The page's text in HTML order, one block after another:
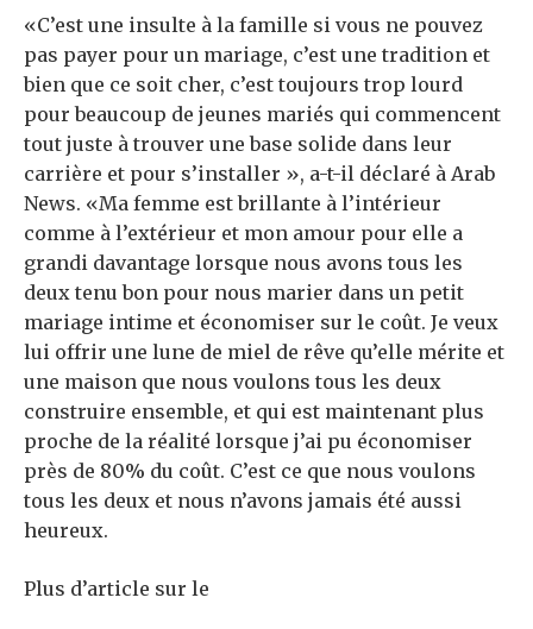
«C’est une insulte à la famille si vous ne pouvez
pas payer pour un mariage, c’est une tradition et
bien que ce soit cher, c’est toujours trop lourd
pour beaucoup de jeunes mariés qui commencent
tout juste à trouver une base solide dans leur
carrière et pour s’installer », a-t-il déclaré à Arab
News. «Ma femme est brillante à l’intérieur
comme à l’extérieur et mon amour pour elle a
grandi davantage lorsque nous avons tous les
deux tenu bon pour nous marier dans un petit
mariage intime et économiser sur le coût. Je veux
lui offrir une lune de miel de rêve qu’elle mérite et
une maison que nous voulons tous les deux
construire ensemble, et qui est maintenant plus
proche de la réalité lorsque j’ai pu économiser
près de 80% du coût. C’est ce que nous voulons
tous les deux et nous n’avons jamais été aussi
heureux.
Plus d’article sur le